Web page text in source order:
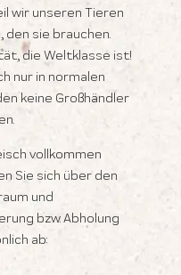
wir unseren Tieren
den sie brauchen.
die Weltklasse ist!
nur in normalen
keine Großhändler
vollkommen
Sie sich über den
und
bzw. Abholung
ab: